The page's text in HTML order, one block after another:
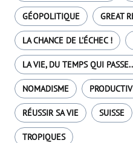
GÉOPOLITIQUE GREAT
LA CHANCE DE L'ÉCHEC !
LA VIE, DU TEMPS QUI
NOMADISME
RÉUSSIR SA VIE SUISSE
TROPIQUES